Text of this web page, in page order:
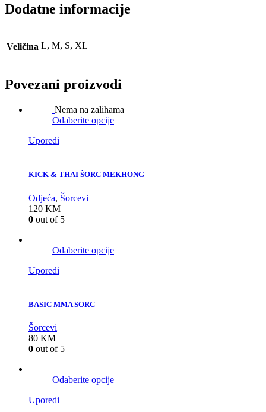
Dodatne informacije
Veličina L, M, S, XL
Povezani proizvodi
Nema na zalihama
Odaberite opcije
Uporedi
KICK & THAI ŠORC MEKHONG
Odjeća, Šorcevi
120 KM
0 out of 5
Odaberite opcije
Uporedi
BASIC MMA SORC
Šorcevi
80 KM
0 out of 5
Odaberite opcije
Uporedi